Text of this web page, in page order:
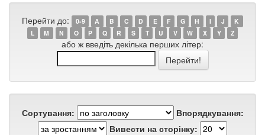
Перейти до: 0-9 A B C D E F G H I J
K
L
M N O P Q R S T U V W X Y Z
або ж введіть декілька перших літер:
Сортування:
Впорядкування:
Вивести на сторінку: